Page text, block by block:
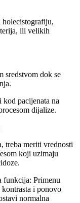
holecistografiju,
ili velikih
sredstvom dok se
kod pacijenata na
dijalize.
treba meriti vrednosti
koji uzimaju
funkcija: Primenu
i ponovo
normalna